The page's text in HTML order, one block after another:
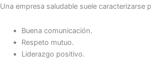
Una empresa saludable suele caracterizarse
Buena comunicación.
Respeto mutuo.
Liderazgo positivo.